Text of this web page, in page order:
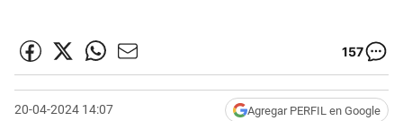
157
20-04-2024 14:07 Agregar PERFIL en Google